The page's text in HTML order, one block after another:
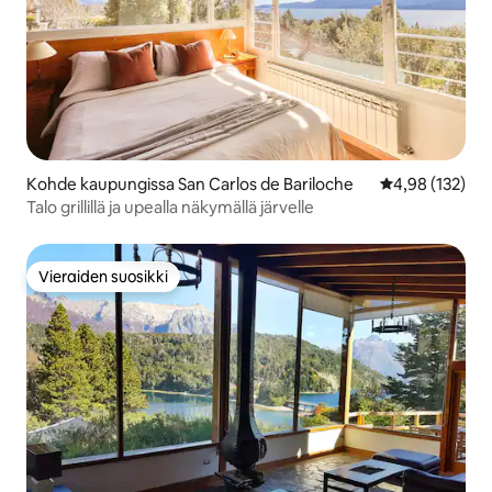
Kohde kaupungissa San Carlos de Bariloche
4,98 (132)
Talo grillillä ja upealla näkymällä järvelle
Vieraiden suosikki
Vieraiden suosikki